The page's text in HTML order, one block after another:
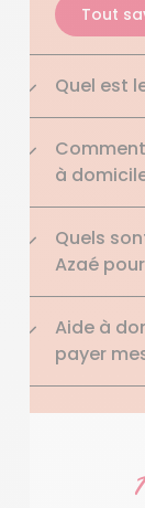
Tout
Quel est
à
Quels
Azaé
Aide à
payer